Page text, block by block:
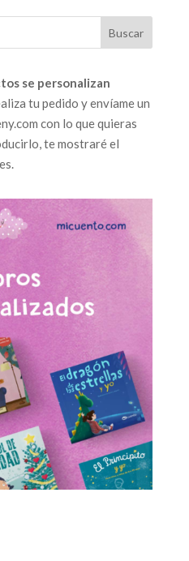
se personalizan
tu pedido y envíame un
con lo que quieras
te mostraré el